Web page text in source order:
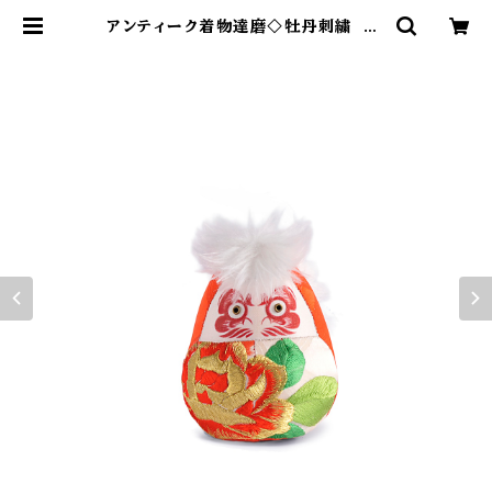
アンティーク着物達磨◇牡丹刺繍 an